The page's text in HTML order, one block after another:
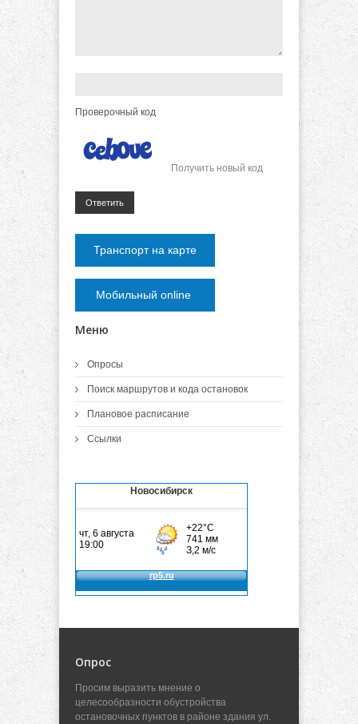
Проверочный код
Получить новый код
Ответить
Транспорт на карте
Мобильный online
Меню
Опросы
Поиск маршрутов и кода остановок
Плановое расписание
Ссылки
Новосибирск
Опрос
Просим выразить мнение о
целесообразности обустройства
остановочных пунктов в районе здания ул.